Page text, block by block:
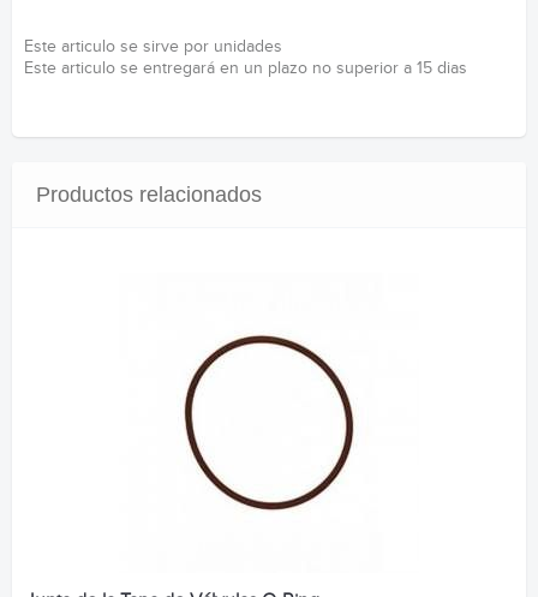
Este articulo se sirve por unidades
Este articulo se entregará en un plazo no superior a 15 dias
Productos relacionados